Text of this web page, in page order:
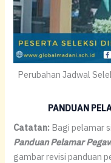
Perubahan Jadwal
PANDUAN
Catatan: Bagi pelamar
Panduan Pelamar
gambar revisi panduan